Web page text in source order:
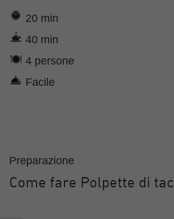
20 min
40 min
4 persone
Facile
Preparazione
Come fare Polpette di